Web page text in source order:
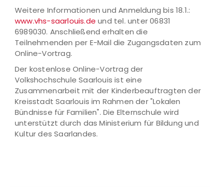
Weitere Informationen und Anmeldung bis 18.1.:
www.vhs-saarlouis.de und tel. unter 06831
6989030. Anschließend erhalten die
Teilnehmenden per E-Mail die Zugangsdaten zum
Online-Vortrag.
Der kostenlose Online-Vortrag der
Volkshochschule Saarlouis ist eine
Zusammenarbeit mit der Kinderbeauftragten der
Kreisstadt Saarlouis im Rahmen der "Lokalen
Bündnisse für Familien". Die Elternschule wird
unterstützt durch das Ministerium für Bildung und
Kultur des Saarlandes.